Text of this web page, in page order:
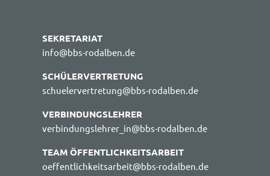
SEKRETARIAT
info@bbs-rodalben.de
SCHÜLERVERTRETUNG
schuelervertretung@bbs-rodalben.de
VERBINDUNGSLEHRER
verbindungslehrer_in@bbs-rodalben.de
TEAM ÖFFENTLICHKEITSARBEIT
oeffentlichkeitsarbeit@bbs-rodalben.de